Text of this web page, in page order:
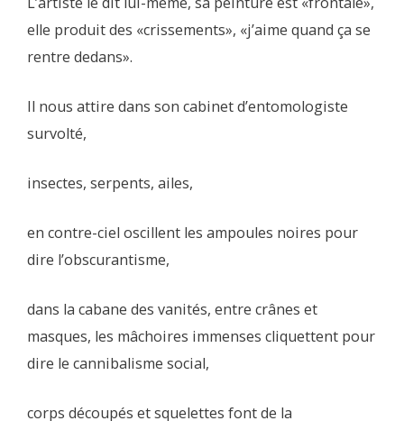
elle produit des «crissements», «j’aime quand ça se
rentre dedans».
Il nous attire dans son cabinet d’entomologiste
survolté,
insectes, serpents, ailes,
en contre-ciel oscillent les ampoules noires pour
dire l’obscurantisme,
dans la cabane des vanités, entre crânes et
masques, les mâchoires immenses cliquettent pour
dire le cannibalisme social,
corps découpés et squelettes font de la